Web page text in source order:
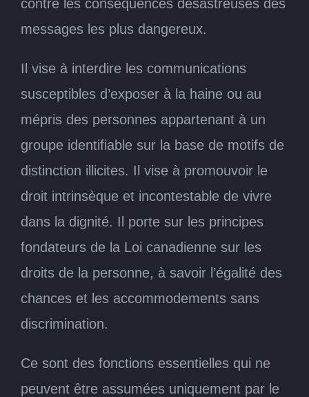
contre les conséquences désastreuses des
messages les plus dangereux.
Il vise à interdire les communications
susceptibles d’exposer à la haine ou au
mépris des personnes appartenant à un
groupe identifiable sur la base de motifs de
distinction illicites. Il vise à promouvoir le
droit intrinsèque et incontestable de vivre
dans la dignité. Il porte sur les principes
fondateurs de la Loi canadienne sur les
droits de la personne, à savoir l’égalité des
chances et les accommodements sans
discrimination.
Ce sont des fonctions essentielles qui ne
peuvent être assumées uniquement par le